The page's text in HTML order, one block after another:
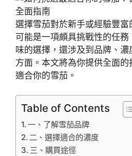
選擇雪茄對於新手或經驗豐富
可能是一項頗具挑戰性的任
味的選擇，還涉及到品牌、
方面。本文將為你提供全面
適合你的雪茄。
Table of Contents
一、了解雪茄品牌
二、選擇適合的濃度
三、購買途徑